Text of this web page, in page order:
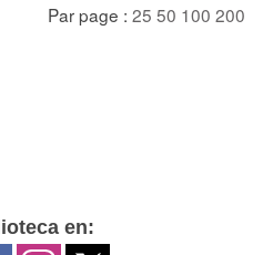
Par page : 25 50 100 200
en: